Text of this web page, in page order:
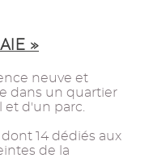
»
neuve et
dans un quartier
et d'un parc.
14 dédiés aux
de la